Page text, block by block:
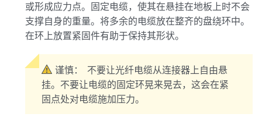
或形成应力点。固定电缆，使其在悬挂在地板上时不会
支撑自身的重量。将多余的电缆放在整齐的盘绕环中。
在环上放置紧固件有助于保持其形状。
谨慎：
不要让光纤电缆从连接器上自由悬
挂。不要让电缆的固定环晃来晃去，这会在紧
固点处对电缆施加压力。